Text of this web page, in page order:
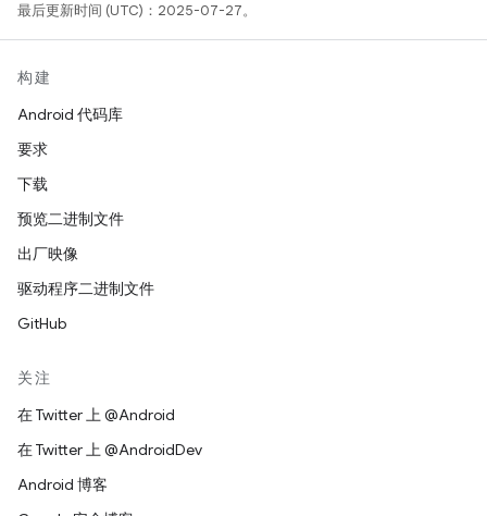
最后更新时间 (UTC)：2025-07-27。
构建
Android 代码库
要求
下载
预览二进制文件
出厂映像
驱动程序二进制文件
GitHub
关注
在 Twitter 上 @Android
在 Twitter 上 @AndroidDev
Android 博客